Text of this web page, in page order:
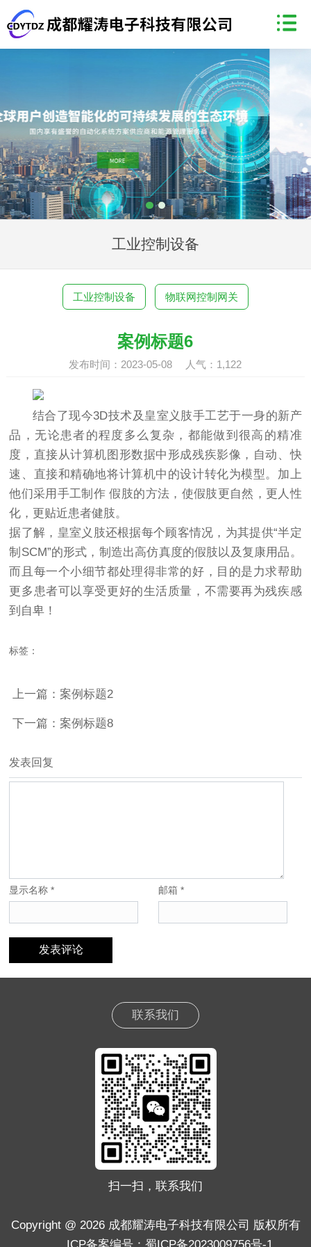
工业控制设备
工业控制设备 物联网控制网关
案例标题6
发布时间：2023-05-08 人气： 1,122
结合了现今3D技术及皇室义肢手工艺于一身的新产
品，无论患者的程度多么复杂，都能做到很高的精准
度，直接从计算机图形数据中形成残疾影像，自动、快
速、直接和精确地将计算机中的设计转化为模型。加上
他们采用手工制作 假肢的方法，使假肢更自然，更人性
化，更贴近患者健肢。
据了解，皇室义肢还根据每个顾客情况，为其提供“半定
制SCM”的形式，制造出高仿真度的假肢以及复康用品。
而且每一个小细节都处理得非常的好，目的是力求帮助
更多患者可以享受更好的生活质量，不需要再为残疾感
到自卑！
标签：
上一篇：案例标题2
下一篇：案例标题8
发表回复
显示名称* 邮箱*
联系我们
扫一扫，联系我们
Copyright @ 2026 成都耀涛电子科技有限公司 版权所有